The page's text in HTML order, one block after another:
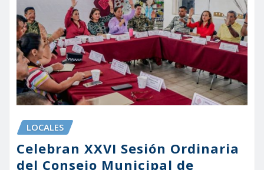
LOCALES
Celebran XXVI Sesión Ordinaria
del Consejo Municipal de